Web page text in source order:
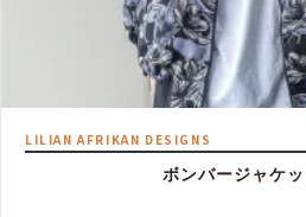
LILIAN AFRIKAN DESIGNS
ボンバージャケッ